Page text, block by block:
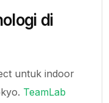
di
untuk indoor
TeamLab